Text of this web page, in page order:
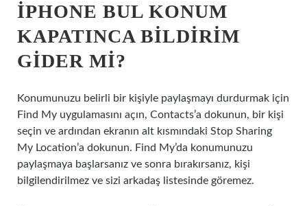
IPHONE BUL KONUM
KAPATINCA BILDIRIM
GIDER MI?
Konumunuzu belirli bir kişiyle paylaşmayı durdurmak için
Find My uygulamasını açın, Contacts’a dokunun, bir kişi
seçin ve ardından ekranın alt kısmındaki Stop Sharing
My Location’a dokunun. Find My’da konumunuzu
paylaşmaya başlarsanız ve sonra bırakırsanız, kişi
bilgilendirilmez ve sizi arkadaş listesinde göremez.